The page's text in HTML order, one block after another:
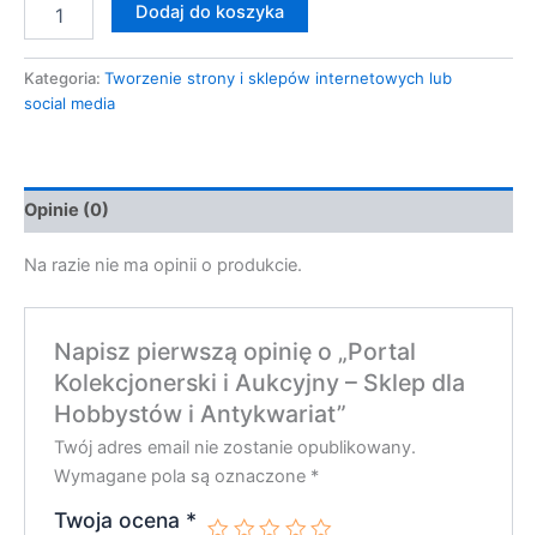
Dodaj do koszyka
Kategoria: Tworzenie strony i sklepów internetowych lub
social media
Opinie (0)
Na razie nie ma opinii o produkcie.
Napisz pierwszą opinię o „Portal
Kolekcjonerski i Aukcyjny – Sklep dla
Hobbystów i Antykwariat”
Twój adres email nie zostanie opublikowany.
Wymagane pola są oznaczone *
Twoja ocena *